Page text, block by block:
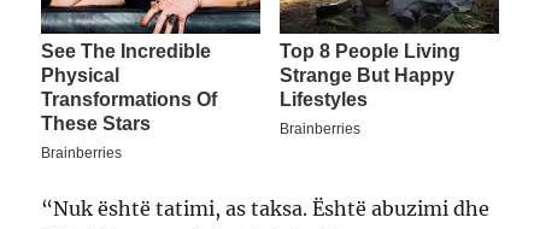
“Nuk është tatimi, as taksa. Është abuzimi dhe